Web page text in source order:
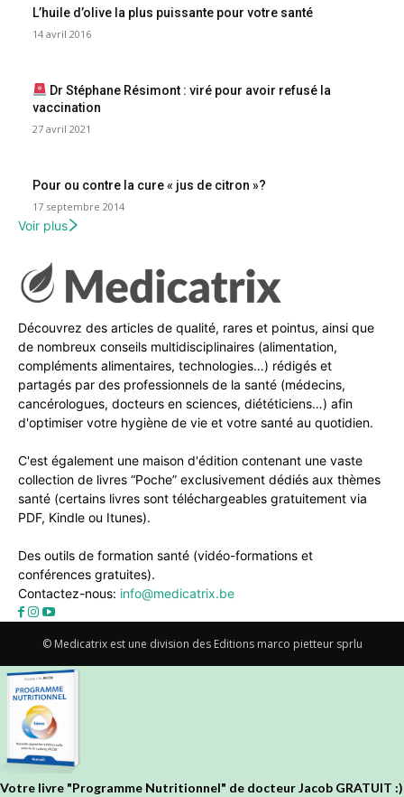
L’huile d’olive la plus puissante pour votre santé
14 avril 2016
Dr Stéphane Résimont : viré pour avoir refusé la
vaccination
27 avril 2021
Pour ou contre la cure « jus de citron »?
17 septembre 2014
Voir plus
Découvrez des articles de qualité, rares et pointus, ainsi que
de nombreux conseils multidisciplinaires (alimentation,
compléments alimentaires, technologies…) rédigés et
partagés par des professionnels de la santé (médecins,
cancérologues, docteurs en sciences, diététiciens…) afin
d'optimiser votre hygiène de vie et votre santé au quotidien.
C'est également une maison d'édition contenant une vaste
collection de livres “Poche” exclusivement dédiés aux thèmes
santé (certains livres sont téléchargeables gratuitement via
PDF, Kindle ou Itunes).
Des outils de formation santé (vidéo-formations et
conférences gratuites).
Contactez-nous: info@medicatrix.be
© Medicatrix est une division des Editions marco pietteur sprlu
Votre livre "Programme Nutritionnel" de docteur Jacob GRATUIT :)